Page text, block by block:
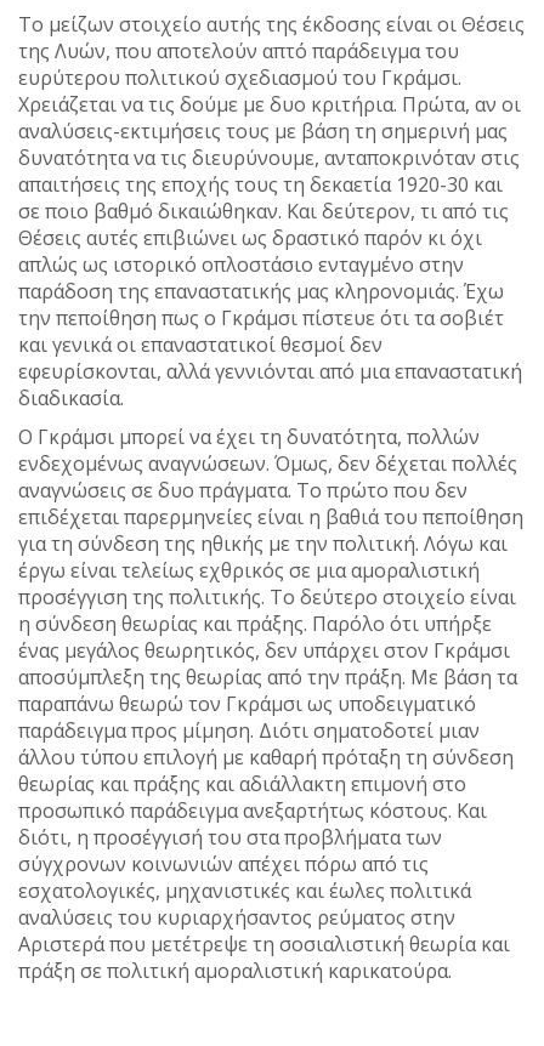
Το μείζων στοιχείο αυτής της έκδοσης είναι οι Θέσεις
της Λυών, που αποτελούν απτό παράδειγμα του
ευρύτερου πολιτικού σχεδιασμού του Γκράμσι.
Χρειάζεται να τις δούμε με δυο κριτήρια. Πρώτα, αν οι
αναλύσεις-εκτιμήσεις τους με βάση τη σημερινή μας
δυνατότητα να τις διευρύνουμε, ανταποκρινόταν στις
απαιτήσεις της εποχής τους τη δεκαετία 1920-30 και
σε ποιο βαθμό δικαιώθηκαν. Και δεύτερον, τι από τις
Θέσεις αυτές επιβιώνει ως δραστικό παρόν κι όχι
απλώς ως ιστορικό οπλοστάσιο ενταγμένο στην
παράδοση της επαναστατικής μας κληρονομιάς. Έχω
την πεποίθηση πως ο Γκράμσι πίστευε ότι τα σοβιέτ
και γενικά οι επαναστατικοί θεσμοί δεν
εφευρίσκονται, αλλά γεννιόνται από μια επαναστατική
διαδικασία.
Ο Γκράμσι μπορεί να έχει τη δυνατότητα, πολλών
ενδεχομένως αναγνώσεων. Όμως, δεν δέχεται πολλές
αναγνώσεις σε δυο πράγματα. Το πρώτο που δεν
επιδέχεται παρερμηνείες είναι η βαθιά του πεποίθηση
για τη σύνδεση της ηθικής με την πολιτική. Λόγω και
έργω είναι τελείως εχθρικός σε μια αμοραλιστική
προσέγγιση της πολιτικής. Το δεύτερο στοιχείο είναι
η σύνδεση θεωρίας και πράξης. Παρόλο ότι υπήρξε
ένας μεγάλος θεωρητικός, δεν υπάρχει στον Γκράμσι
αποσύμπλεξη της θεωρίας από την πράξη. Με βάση τα
παραπάνω θεωρώ τον Γκράμσι ως υποδειγματικό
παράδειγμα προς μίμηση. Διότι σηματοδοτεί μιαν
άλλου τύπου επιλογή με καθαρή πρόταξη τη σύνδεση
θεωρίας και πράξης και αδιάλλακτη επιμονή στο
προσωπικό παράδειγμα ανεξαρτήτως κόστους. Και
διότι, η προσέγγισή του στα προβλήματα των
σύγχρονων κοινωνιών απέχει πόρω από τις
εσχατολογικές, μηχανιστικές και έωλες πολιτικά
αναλύσεις του κυριαρχήσαντος ρεύματος στην
Αριστερά που μετέτρεψε τη σοσιαλιστική θεωρία και
πράξη σε πολιτική αμοραλιστική καρικατούρα.